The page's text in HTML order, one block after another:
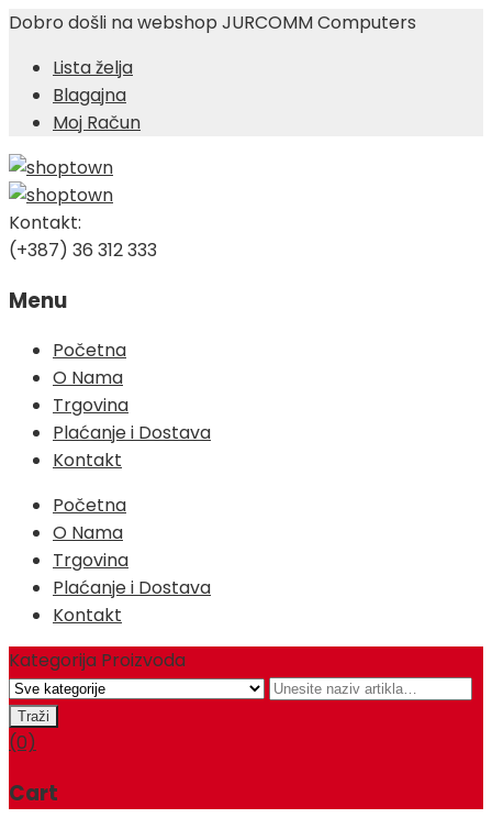
Dobro došli na webshop JURCOMM Computers
Lista želja
Blagajna
Moj Račun
Kontakt:
(+387) 36 312 333
Menu
Skip
content
Početna
O Nama
Trgovina
Plaćanje i Dostava
Kontakt
Početna
O Nama
Trgovina
Plaćanje i Dostava
Kontakt
Kategorija Proizvoda
(0)
Cart